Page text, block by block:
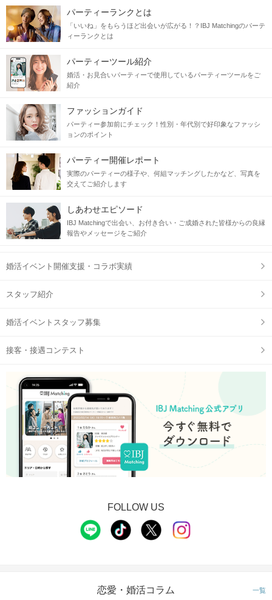
パーティーランクとは
「いいね」をもらうほど出会いが広がる！？IBJ Matchingのパーテ
ィーランクとは
パーティーツール紹介
婚活・お見合いパーティーで使用しているパーティーツールをご
紹介
ファッションガイド
パーティー参加前にチェック！性別・年代別で好印象なファッシ
ョンのポイント
パーティー開催レポート
実際のパーティーの様子や、何組マッチングしたかなど、写真を
交えてご紹介します
しあわせエピソード
IBJ Matchingで出会い、お付き合い・ご成婚された皆様からの良縁
報告やメッセージをご紹介
婚活イベント開催支援・コラボ実績
スタッフ紹介
婚活イベントスタッフ募集
接客・接遇コンテスト
FOLLOW US
恋愛・婚活コラム 一覧